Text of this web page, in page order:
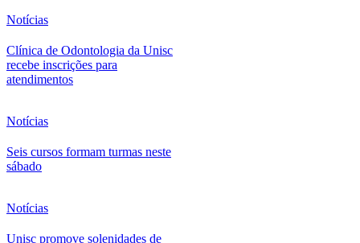
Notícias
Clínica de Odontologia da Unisc
recebe inscrições para
atendimentos
Notícias
Seis cursos formam turmas neste
sábado
Notícias
Unisc promove solenidades de